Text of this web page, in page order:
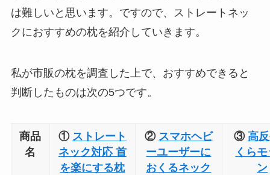
は難しいと思います。ですので、ストレートネッ
クにおすすめの枕を紹介していきます。
私が市販の枕を調査した上で、おすすめできると
判断したものは次の5つです。
商品
名
① ストレート
ネック対応 首
を楽にする枕
② スマホヘビ
ーユーザーに
おくるネック
③ 高
くら
ン